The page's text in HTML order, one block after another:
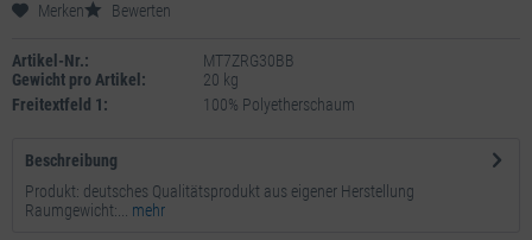
Merken Bewerten
Artikel-Nr.:
MT7ZRG30BB
Gewicht pro Artikel:
20 kg
Freitextfeld 1:
100% Polyetherschaum
Beschreibung
Produkt: deutsches Qualitätsprodukt aus eigener Herstellung
Raumgewicht:...
mehr